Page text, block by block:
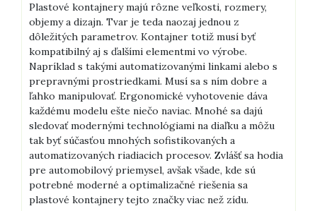
Plastové kontajnery majú rôzne veľkosti, rozmery,
objemy a dizajn. Tvar je teda naozaj jednou z
dôležitých parametrov. Kontajner totiž musí byť
kompatibilný aj s ďalšími elementmi vo výrobe.
Napríklad s takými automatizovanými linkami alebo s
prepravnými prostriedkami. Musí sa s ním dobre a
ľahko manipulovať. Ergonomické vyhotovenie dáva
každému modelu ešte niečo naviac. Mnohé sa dajú
sledovať modernými technológiami na diaľku a môžu
tak byť súčasťou mnohých sofistikovaných a
automatizovaných riadiacich procesov. Zvlášť sa hodia
pre automobilový priemysel, avšak všade, kde sú
potrebné moderné a optimalizačné riešenia sa
plastové kontajnery tejto značky viac než zídu.